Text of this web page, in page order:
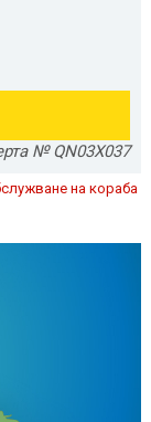
№ QN03X037
на кораба